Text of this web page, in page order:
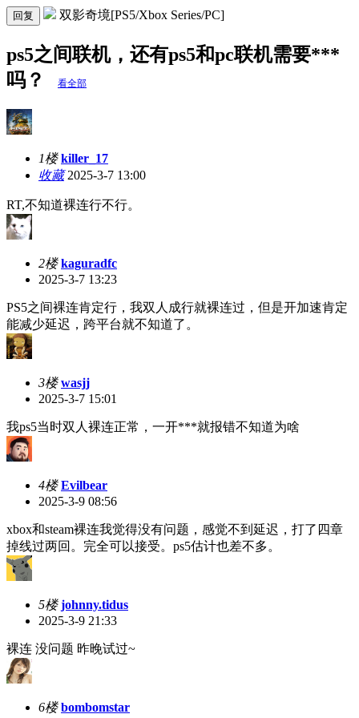
回复 双影奇境[PS5/Xbox Series/PC]
ps5之间联机，还有ps5和pc联机需要***
吗？
看全部
1楼 killer_17
收藏2025-3-7 13:00
RT,不知道裸连行不行。
2楼 kaguradfc
2025-3-7 13:23
PS5之间裸连肯定行，我双人成行就裸连过，但是开加速肯定
能减少延迟，跨平台就不知道了。
3楼 wasjj
2025-3-7 15:01
我ps5当时双人裸连正常，一开***就报错不知道为啥
4楼 Evilbear
2025-3-9 08:56
xbox和steam裸连我觉得没有问题，感觉不到延迟，打了四章
掉线过两回。完全可以接受。ps5估计也差不多。
5楼 johnny.tidus
2025-3-9 21:33
裸连 没问题 昨晚试过~
6楼 bombomstar